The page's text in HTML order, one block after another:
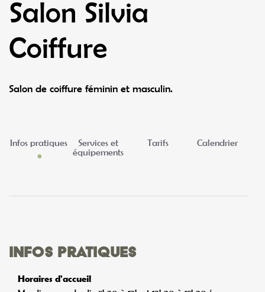
Salon Silvia
Coiffure
Salon de coiffure féminin et masculin.
Infos pratiques
Services et
équipements
Tarifs Calendrier
Infos pratiques
Horaires d'accueil